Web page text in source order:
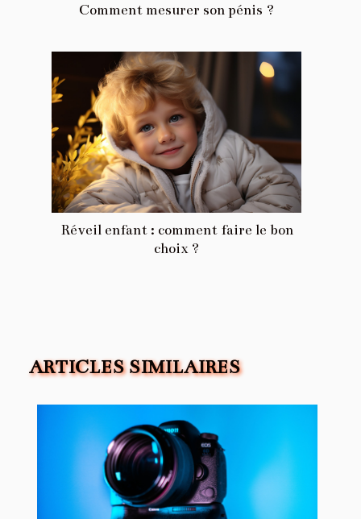
Comment mesurer son pénis ?
Réveil enfant : comment faire le bon
choix ?
ARTICLES SIMILAIRES